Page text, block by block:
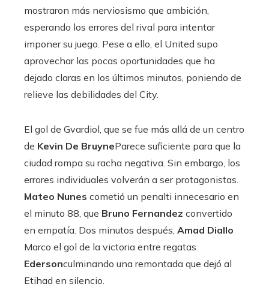
mostraron más nerviosismo que ambición,
esperando los errores del rival para intentar
imponer su juego. Pese a ello, el United supo
aprovechar las pocas oportunidades que ha
dejado claras en los últimos minutos, poniendo de
relieve las debilidades del City.
El gol de Gvardiol, que se fue más allá de un centro
de Kevin De BruyneParece suficiente para que la
ciudad rompa su racha negativa. Sin embargo, los
errores individuales volverán a ser protagonistas.
Mateo Nunes cometió un penalti innecesario en
el minuto 88, que Bruno Fernandez convertido
en empatía. Dos minutos después, Amad Diallo
Marco el gol de la victoria entre regatas
Edersonculminando una remontada que dejó al
Etihad en silencio.